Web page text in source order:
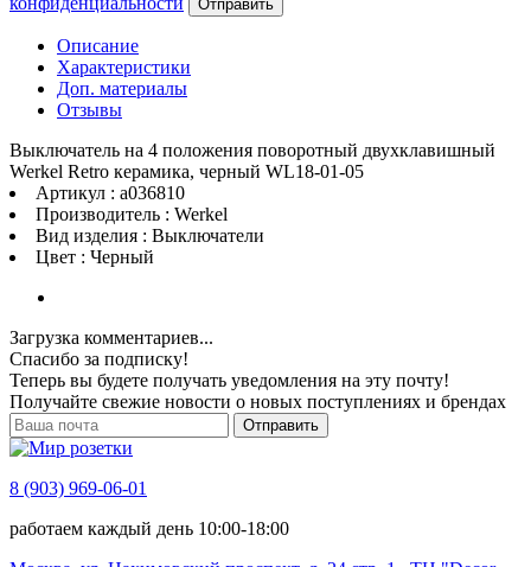
Отправить
Описание
Характеристики
Доп. материалы
Отзывы
Выключатель на 4 положения поворотный двухклавишный
Werkel Retro керамика, черный WL18-01-05
Артикул : a036810
Производитель : Werkel
Вид изделия : Выключатели
Цвет : Черный
Загрузка комментариев...
Спасибо за подписку!
Теперь вы будете получать уведомления на эту почту!
Получайте свежие новости о новых поступлениях и брендах
Отправить
8 (903) 969-06-01
работаем каждый день 10:00-18:00